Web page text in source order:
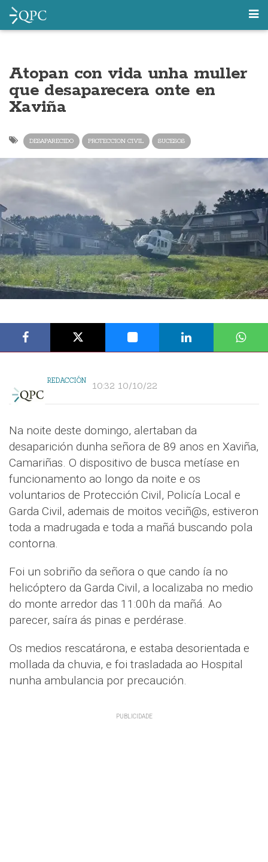
Atopan con vida unha muller
que desaparecera onte en
Xaviña
DESAPARECIDO PROTECCION CIVIL SUCESOS
REDACCIÓN 10:32 10/10/22
Na noite deste domingo, alertaban da
desaparición dunha señora de 89 anos en Xaviña,
Camariñas. O dispositivo de busca metíase en
funcionamento ao longo da noite e os
voluntarios de Protección Civil, Policía Local e
Garda Civil, ademais de moitos veciñ@s, estiveron
toda a madrugada e toda a mañá buscando pola
contorna.
Foi un sobriño da señora o que cando ía no
helicóptero da Garda Civil, a localizaba no medio
do monte arredor das 11:00h da mañá. Ao
parecer, saíra ás pinas e perdérase.
Os medios rescatárona, e estaba desorientada e
mollada da chuvia, e foi trasladada ao Hospital
nunha ambulancia por precaución.